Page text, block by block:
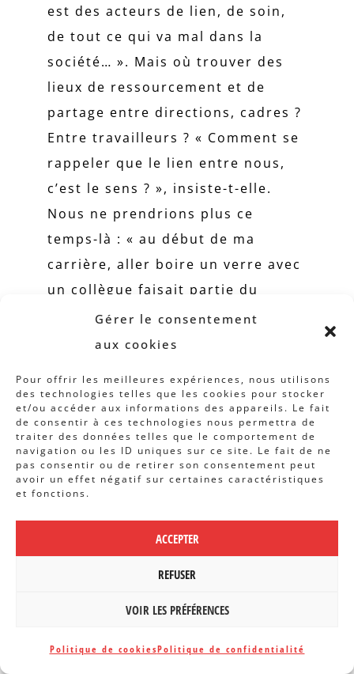
Gérer le consentement
aux cookies
Pour offrir les meilleures expériences, nous utilisons
des technologies telles que les cookies pour stocker
et/ou accéder aux informations des appareils. Le fait
de consentir à ces technologies nous permettra de
traiter des données telles que le comportement de
navigation ou les ID uniques sur ce site. Le fait de ne
pas consentir ou de retirer son consentement peut
avoir un effet négatif sur certaines caractéristiques
et fonctions.
ACCEPTER
REFUSER
VOIR LES PRÉFÉRENCES
Politique de cookiesPolitique de confidentialité
est des acteurs de lien, de soin,
de tout ce qui va mal dans la
société… ». Mais où trouver des
lieux de ressourcement et de
partage entre directions, cadres ?
Entre travailleurs ? « Comment se
rappeler que le lien entre nous,
c’est le sens ? », insiste-t-elle.
Nous ne prendrions plus ce
temps-là : « au début de ma
carrière, aller boire un verre avec
un collègue faisait partie du
travail. Petit à petit, il nous fallait
arracher un temps pour le faire…
entre les mails, les réunions à
distance… ».Ce temps du lien, le
temps de tout ce qui va construire
un collectif, les rituels, les passe-
temps,
indispensable pour s’autoriser
de questionner ensemble ce
« C’est le temps de la
l’équipe, à l’association, à la
société. On a besoin de ces temps